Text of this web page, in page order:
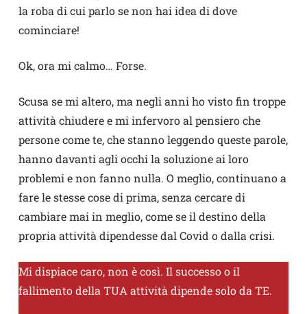
la roba di cui parlo se non hai idea di dove
cominciare!
Ok, ora mi calmo… Forse.
Scusa se mi altero, ma negli anni ho visto fin troppe
attività chiudere e mi infervoro al pensiero che
persone come te, che stanno leggendo queste parole,
hanno davanti agli occhi la soluzione ai loro
problemi e non fanno nulla. O meglio, continuano a
fare le stesse cose di prima, senza cercare di
cambiare mai in meglio, come se il destino della
propria attività dipendesse dal Covid o dalla crisi.
Mi dispiace caro, non è così. Il successo o il
fallimento della TUA attività dipende solo da TE.